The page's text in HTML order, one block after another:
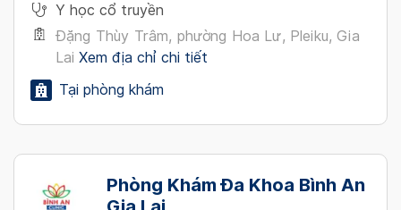
Y học cổ truyền
Đặng Thùy Trâm, phường Hoa Lư, Pleiku, Gia
Lai Xem địa chỉ chi tiết
Tại phòng khám
Phòng Khám Đa Khoa Bình An